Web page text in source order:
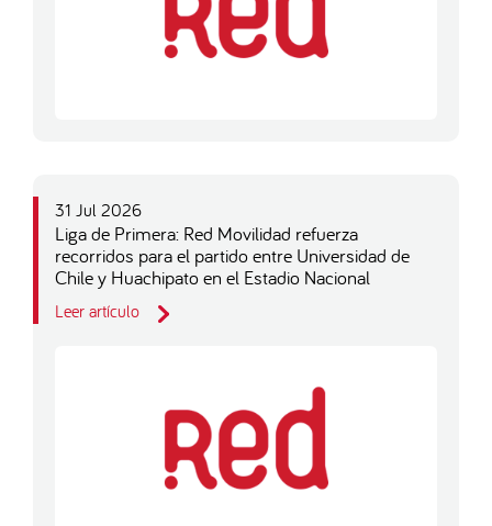
31 Jul 2026
Liga de Primera: Red Movilidad refuerza
recorridos para el partido entre Universidad de
Chile y Huachipato en el Estadio Nacional
Leer artículo